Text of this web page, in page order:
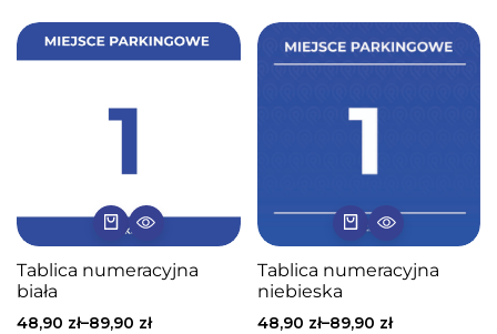
Tablica numeracyjna
biała
48,90 zł–89,90 zł
Tablica numeracyjna
niebieska
48,90 zł–89,90 zł